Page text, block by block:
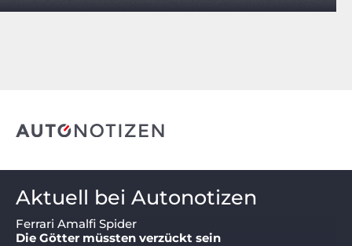
Aktuell bei Autonotizen
Ferrari Amalfi Spider
Die Götter müssten verzückt sein